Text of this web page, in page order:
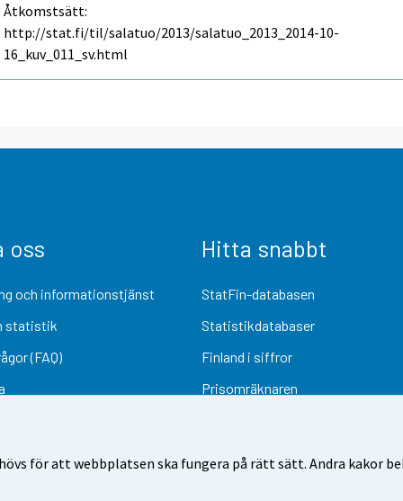
för att webbplatsen ska fungera på rätt sätt. Andra kakor
Åtkomstsätt:
http://stat.fi/til/salatuo/2013/salatuo_2013_2014-10-
16_kuv_011_sv.html
oss
och informationstjänst
statistik
(FAQ)
Hitta snabbt
StatFin-databasen
Statistikdatabaser
Finland i siffror
Prisomräknaren